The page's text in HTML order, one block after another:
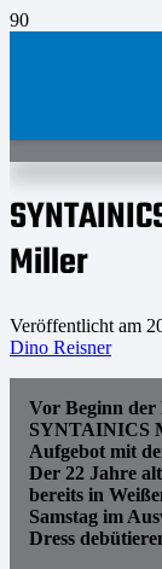
Miller
Veröffentlicht am
Dino Reisner
Vor Beginn
SYNTAINICS
Aufgebot mit
Der 22 Jahre
bereits in
Samstag im
Dress